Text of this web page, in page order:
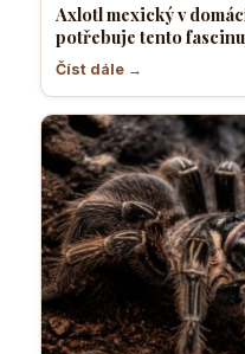
Axlotl mexický v
potřebuje tento
Číst dále →